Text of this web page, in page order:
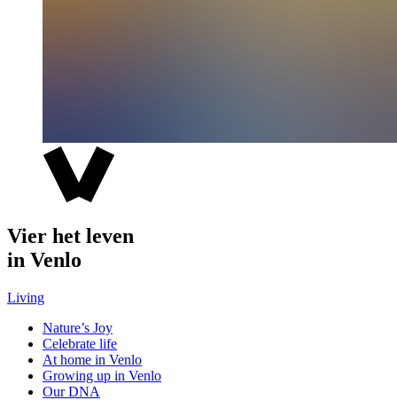
Vier het leven
in Venlo
Living
Nature’s Joy
Celebrate life
At home in Venlo
Growing up in Venlo
Our DNA